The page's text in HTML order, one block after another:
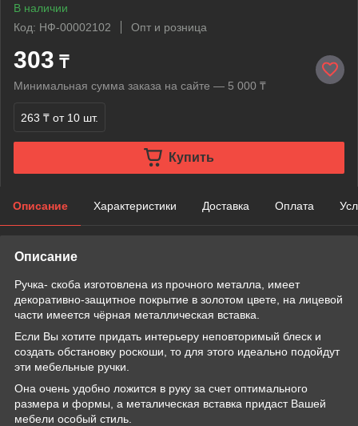
В наличии
Код: НФ-00002102
Опт и розница
303 ₸
Минимальная сумма заказа на сайте — 5 000 ₸
263 ₸ от 10 шт.
Купить
Описание Характеристики Доставка Оплата
Описание
Ручка- скоба изготовлена из прочного металла, имеет
декоративно-защитное покрытие в золотом цвете, на лицевой
части имеется чёрная металлическая вставка.
Если Вы хотите придать интерьеру неповторимый блеск и
создать обстановку роскоши, то для этого идеально подойдут
эти мебельные ручки.
Она очень удобно ложится в руку за счет оптимального
размера и формы, а металическая вставка придаст Вашей
мебели особый стиль.